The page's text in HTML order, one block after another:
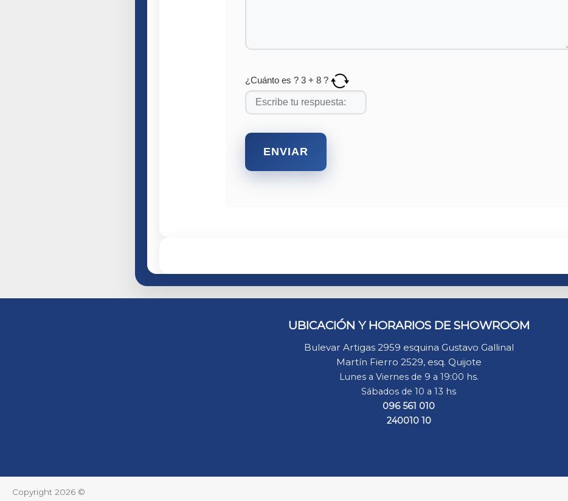
¿Cuánto es ? 3+ 8?
UBICACIÓN Y HORARIOS DE SHOWROOM
Bulevar Artigas 2959 esquina Gustavo Gallinal
Martín Fierro 2529, esq. Quijote
Lunes a Viernes de 9 a 19:00 hs.
Sábados de 10 a 13 hs
096 561 010
240010 10
Copyright 2026 ©